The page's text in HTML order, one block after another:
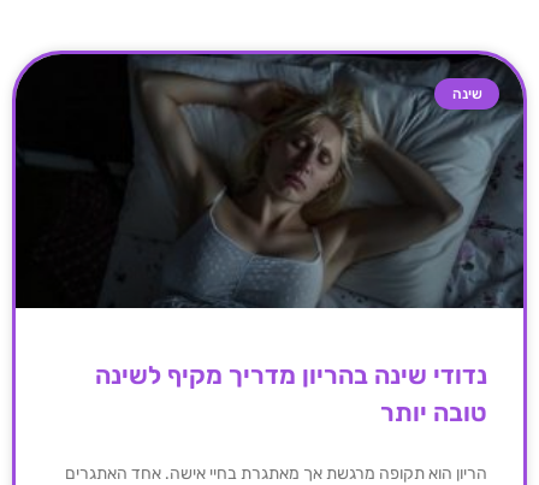
שינה
נדודי שינה בהריון מדריך מקיף לשינה
טובה יותר
הריון הוא תקופה מרגשת אך מאתגרת בחיי אישה. אחד האתגרים